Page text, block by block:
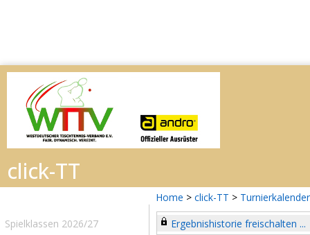
Home > click-TT > Turnierkalender
Spielklassen 2026/27
Ergebnishistorie freischalten ...